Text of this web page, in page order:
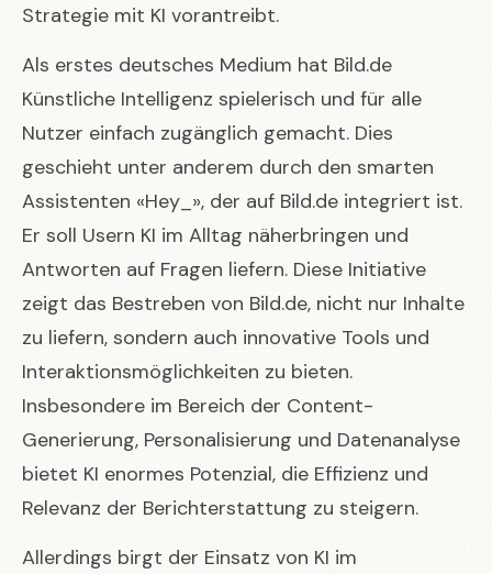
Strategie mit KI vorantreibt.
Als erstes deutsches Medium hat Bild.de
Künstliche Intelligenz spielerisch und für alle
Nutzer einfach zugänglich gemacht. Dies
geschieht unter anderem durch den smarten
Assistenten «Hey_», der auf Bild.de integriert ist.
Er soll Usern KI im Alltag näherbringen und
Antworten auf Fragen liefern. Diese Initiative
zeigt das Bestreben von Bild.de, nicht nur Inhalte
zu liefern, sondern auch innovative Tools und
Interaktionsmöglichkeiten zu bieten.
Insbesondere im Bereich der Content-
Generierung, Personalisierung und Datenanalyse
bietet KI enormes Potenzial, die Effizienz und
Relevanz der Berichterstattung zu steigern.
Allerdings birgt der Einsatz von KI im